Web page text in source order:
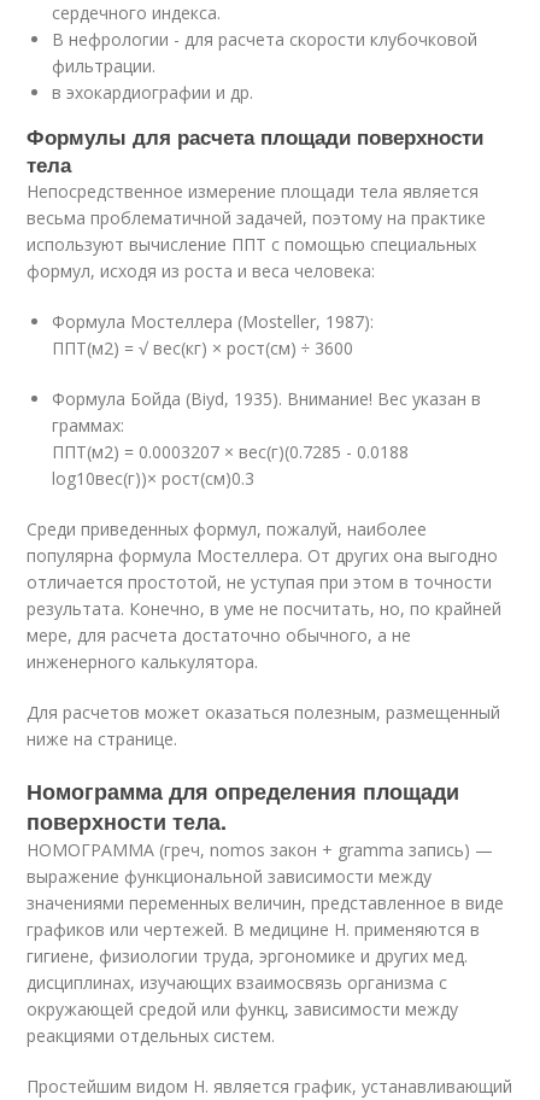
сердечного индекса.
В нефрологии - для расчета скорости клубочковой
фильтрации.
в эхокардиографии и др.
Формулы для расчета площади поверхности
тела
Непосредственное измерение площади тела является
весьма проблематичной задачей, поэтому на практике
используют вычисление ППТ с помощью специальных
формул, исходя из роста и веса человека:
Формула Мостеллера (Mosteller, 1987):
ППТ(м2) = √ вес(кг) × рост(см) ÷ 3600
Формула Бойда (Biyd, 1935). Внимание! Вес указан в
граммах:
ППТ(м2) = 0.0003207 × вес(г)(0.7285 - 0.0188
log10вес(г))× рост(см)0.3
Среди приведенных формул, пожалуй, наиболее
популярна формула Мостеллера. От других она выгодно
отличается простотой, не уступая при этом в точности
результата. Конечно, в уме не посчитать, но, по крайней
мере, для расчета достаточно обычного, а не
инженерного калькулятора.
Для расчетов может оказаться полезным, размещенный
ниже на странице.
Номограмма для определения площади
поверхности тела.
НОМОГРАММА (греч, nomos закон + gramma запись) —
выражение функциональной зависимости между
значениями переменных величин, представленное в виде
графиков или чертежей. В медицине Н. применяются в
гигиене, физиологии труда, эргономике и других мед.
дисциплинах, изучающих взаимосвязь организма с
окружающей средой или функц, зависимости между
реакциями отдельных систем.
Простейшим видом Н. является график, устанавливающий